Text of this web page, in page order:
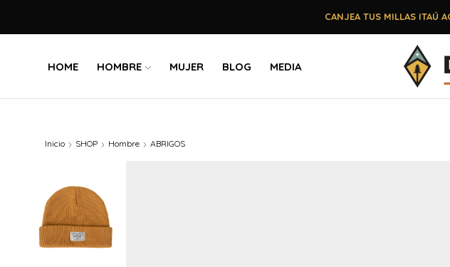
CANJEA TUS MILLAS ITAÚ
HOME HOMBRE MUJER BLOG MEDIA
Inicio SHOP Hombre ABRIGOS